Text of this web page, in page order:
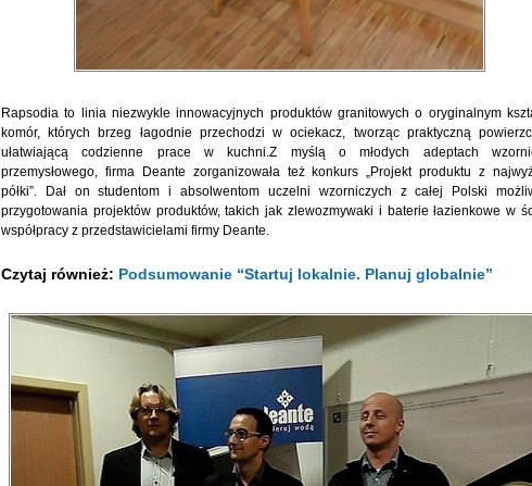
Rapsodia to linia niezwykle innowacyjnych produktów granitowych o oryginalnym
komór, których brzeg łagodnie przechodzi w ociekacz, tworząc praktyczną
ułatwiającą codzienne prace w kuchni.Z myślą o młodych adeptach
przemysłowego, firma Deante zorganizowała też konkurs „Projekt produktu z
półki”. Dał on studentom i absolwentom uczelni wzorniczych z całej Polski
przygotowania projektów produktów, takich jak zlewozmywaki i baterie łazienkowe w
współpracy z przedstawicielami firmy Deante.
Czytaj również: Podsumowanie “Startuj lokalnie. Planuj globalnie”